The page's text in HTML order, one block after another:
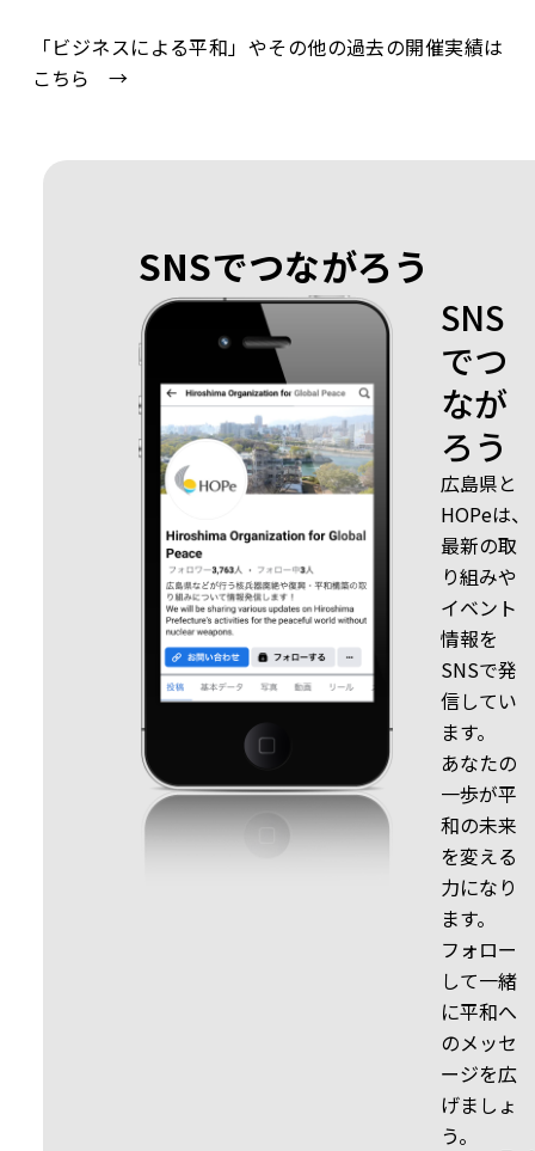
「ビジネスによる平和」やその他の過去の開催実績は
こちら →
SNSでつながろう
SNS
でつ
なが
ろう
広島県と
HOPeは、
最新の取
り組みや
イベント
情報を
SNSで発
信してい
ます。
あなたの
一歩が平
和の未来
を変える
力になり
ます。
フォロー
して一緒
に平和へ
のメッセ
ージを広
げましょ
う。